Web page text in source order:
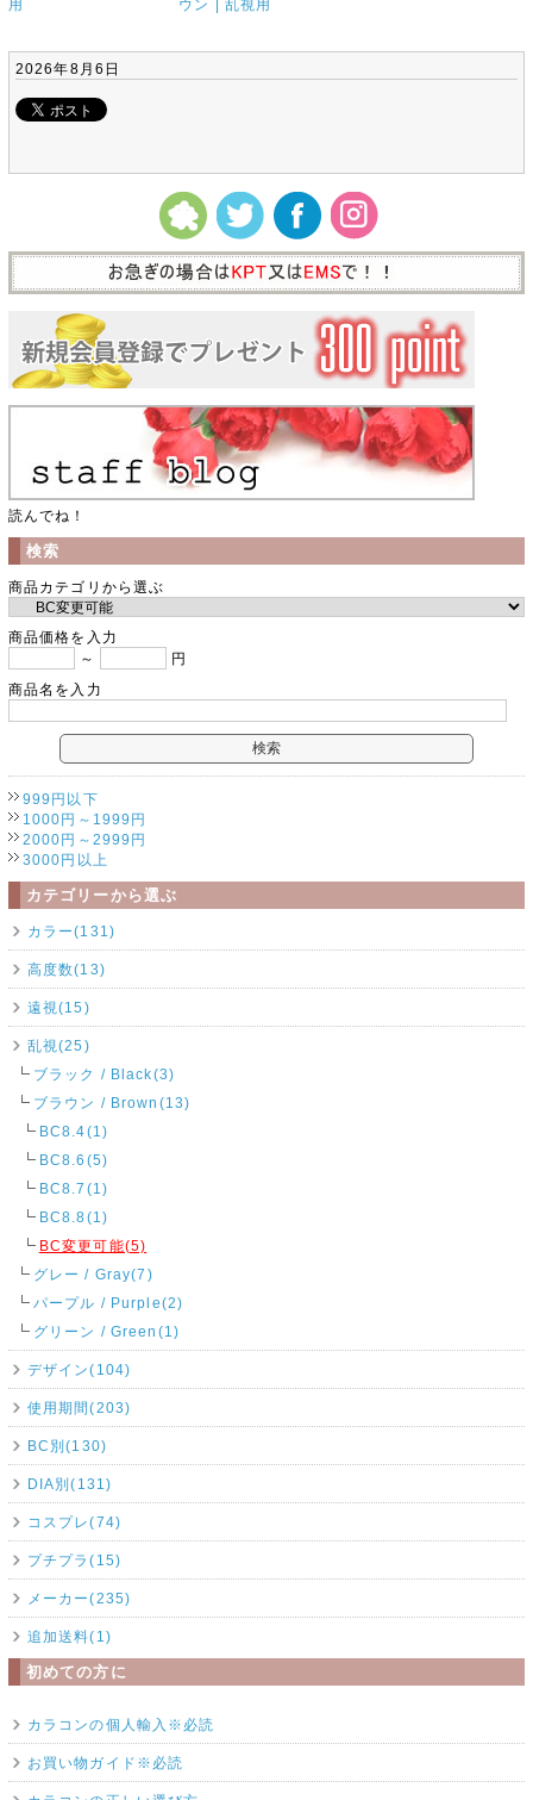
用 ウン | 乱視用
2026年8月6日
読んでね！
検索
商品カテゴリから選ぶ
商品価格を入力
～
円
商品名を入力
999円以下
1000円～1999円
2000円～2999円
3000円以上
カテゴリーから選ぶ
カラー(131)
高度数(13)
遠視(15)
乱視(25)
ブラック / Black(3)
ブラウン / Brown(13)
BC8.4(1)
BC8.6(5)
BC8.7(1)
BC8.8(1)
BC変更可能(5)
グレー / Gray(7)
パープル / Purple(2)
グリーン / Green(1)
デザイン(104)
使用期間(203)
BC別(130)
DIA別(131)
コスプレ(74)
プチプラ(15)
メーカー(235)
追加送料(1)
初めての方に
カラコンの個人輸入※必読
お買い物ガイド※必読